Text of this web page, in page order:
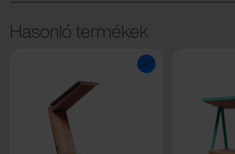
Hasonló termékek